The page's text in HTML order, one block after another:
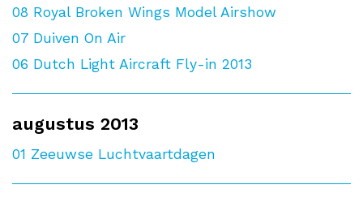
08 Royal Broken Wings Model Airshow
07 Duiven On Air
06 Dutch Light Aircraft Fly-in 2013
augustus 2013
01 Zeeuwse Luchtvaartdagen